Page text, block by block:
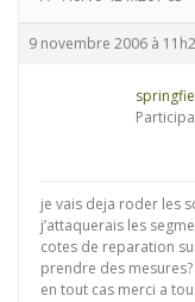
9 novembre 2006 à
je vais deja roder les
j’attaquerais les
cotes de reparation
prendre des mesures?
en tout cas merci a